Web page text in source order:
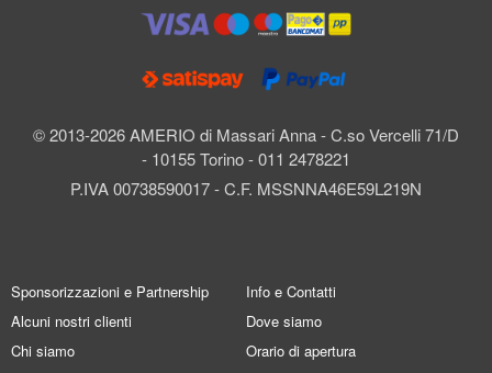
© 2013-2026 AMERIO di Massari Anna - C.so Vercelli 71/D
- 10155 Torino - 011 2478221
P.IVA 00738590017 - C.F. MSSNNA46E59L219N
Sponsorizzazioni e Partnership
Alcuni nostri clienti
Chi siamo
Info e Contatti
Dove siamo
Orario di apertura